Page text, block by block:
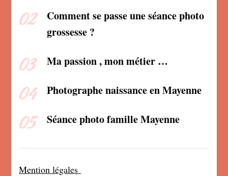
Comment se passe une séance photo
grossesse ?
Ma passion , mon métier …
Photographe naissance en Mayenne
Séance photo famille Mayenne
Mention légales